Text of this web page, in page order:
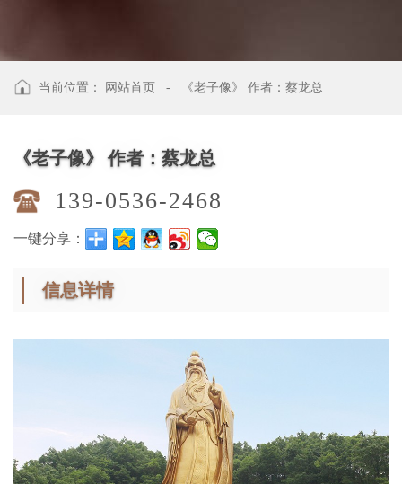
当前位置： 网站首页 - 《老子像》 作者：蔡龙总
《老子像》 作者：蔡龙总
139-0536-2468
一键分享：
信息详情